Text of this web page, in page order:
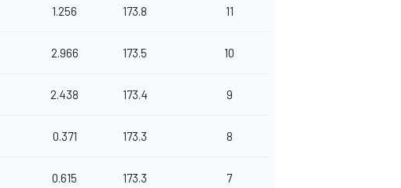
1.256 173.8 11
2.966 173.5 10
2.438 173.4 9
0.371 173.3 8
0.615 173.3 7